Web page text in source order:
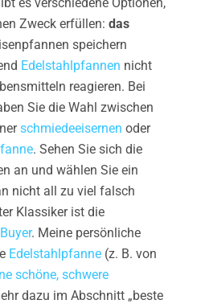
Zweck erfüllen:das
speichern
Edelstahlpfannen nicht
reagieren. Bei
Sie die Wahl zwischen
schmiedeeisernen oder
. Sehen Sie sich die
an und wählen Sie ein
nicht all zu viel falsch
Klassiker ist die
. Meine persönliche
Edelstahlpfanne (z. B. von
schöne, schwere
dazu im Abschnitt „beste